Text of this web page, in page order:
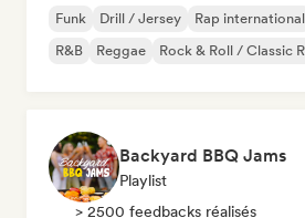
Funk Drill / Jersey Rap international
R&B
Reggae Rock & Roll / Classic
Backyard BBQ Jams
Playlist
> 2500 feedbacks réalisés